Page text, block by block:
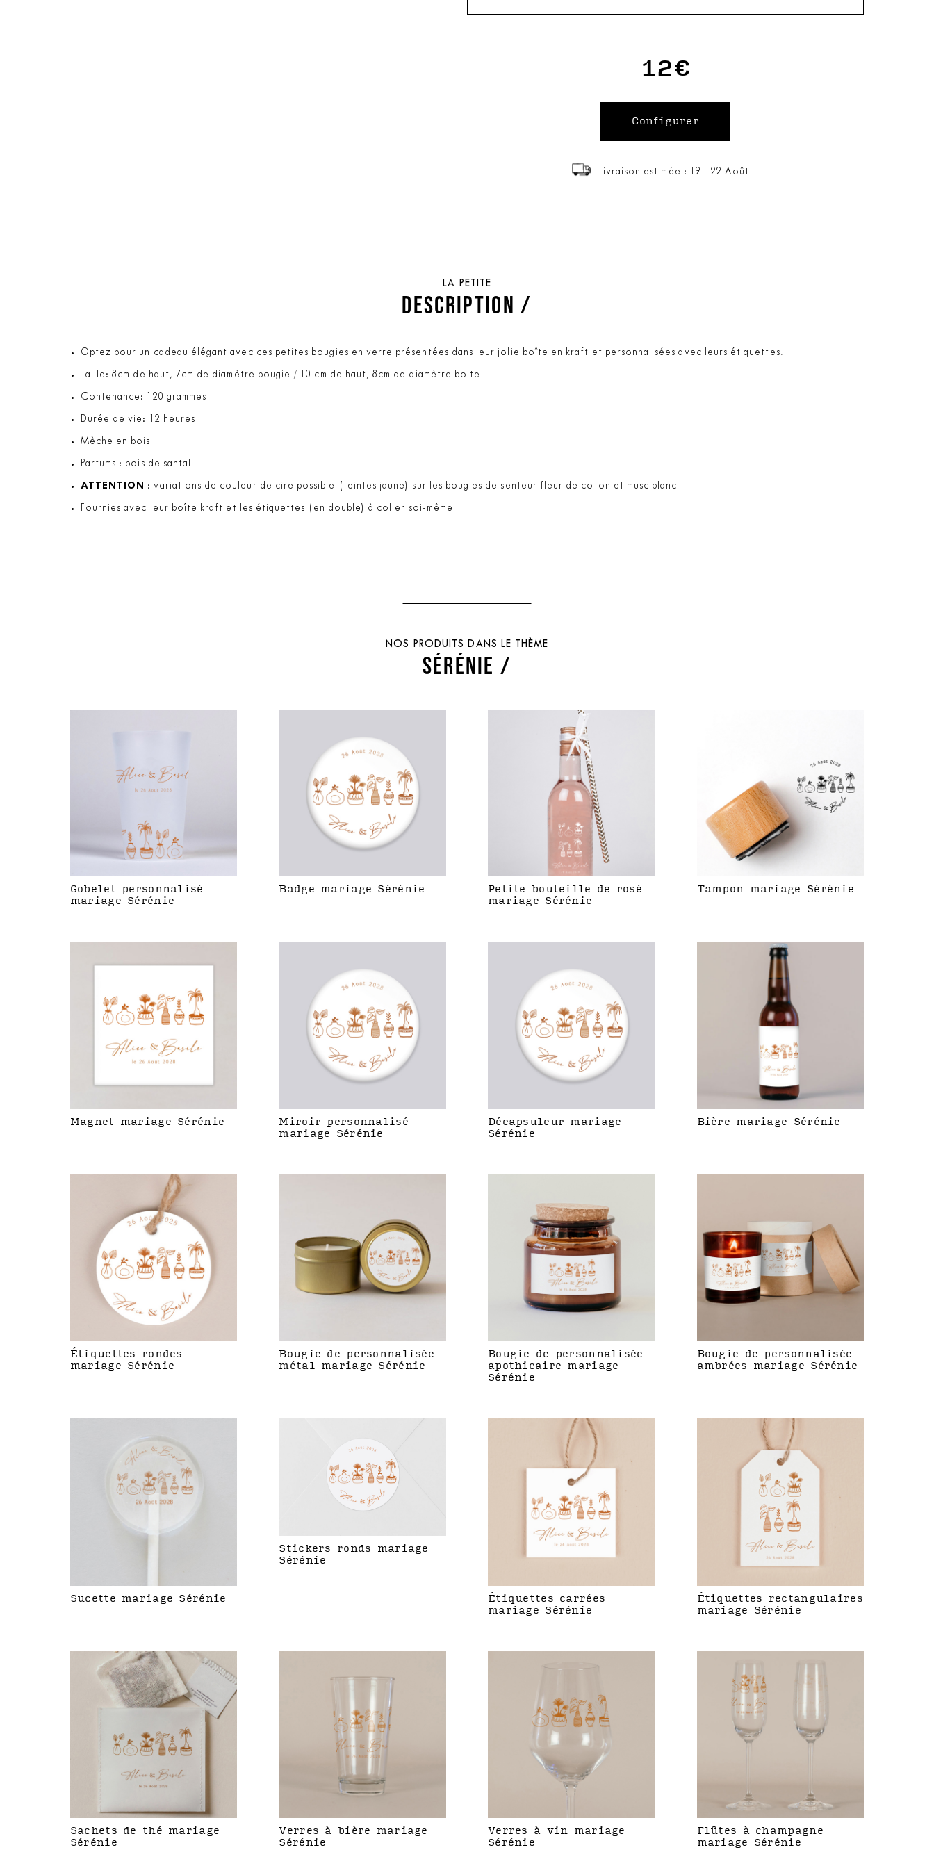
12€
Livraison estimée : 19 - 22 Août
LA PETITE
DESCRIPTION /
Optez pour un cadeau élégant avec ces petites bougies en verre présentées dans leur jolie boîte en kraft et personnalisées avec leurs étiquettes.
Taille: 8cm de haut, 7cm de diamètre bougie / 10 cm de haut, 8cm de diamètre boite
Contenance: 120 grammes
Durée de vie: 12 heures
Mèche en bois
Parfums : bois de santal
ATTENTION : variations de couleur de cire possible (teintes jaune) sur les bougies de senteur fleur de coton et musc blanc
Fournies avec leur boîte kraft et les étiquettes (en double) à coller soi-même
NOS PRODUITS DANS LE THÈME
SÉRÉNIE /
Gobelet personnalisé
mariage Sérénie
Badge mariage Sérénie
Petite bouteille de rosé
mariage Sérénie
Tampon mariage Sérénie
Magnet mariage Sérénie
Miroir personnalisé
mariage Sérénie
Décapsuleur mariage
Sérénie
Bière mariage Sérénie
Étiquettes rondes
mariage Sérénie
Bougie de personnalisée
métal mariage Sérénie
Bougie de personnalisée
apothicaire mariage
Sérénie
Bougie de personnalisée
ambrées mariage Sérénie
Sucette mariage Sérénie
Stickers ronds mariage
Sérénie
Étiquettes carrées
mariage Sérénie
Étiquettes rectangulaires
mariage Sérénie
Sachets de thé mariage
Sérénie
Verres à bière mariage
Sérénie
Verres à vin mariage
Sérénie
Flûtes à champagne
mariage Sérénie